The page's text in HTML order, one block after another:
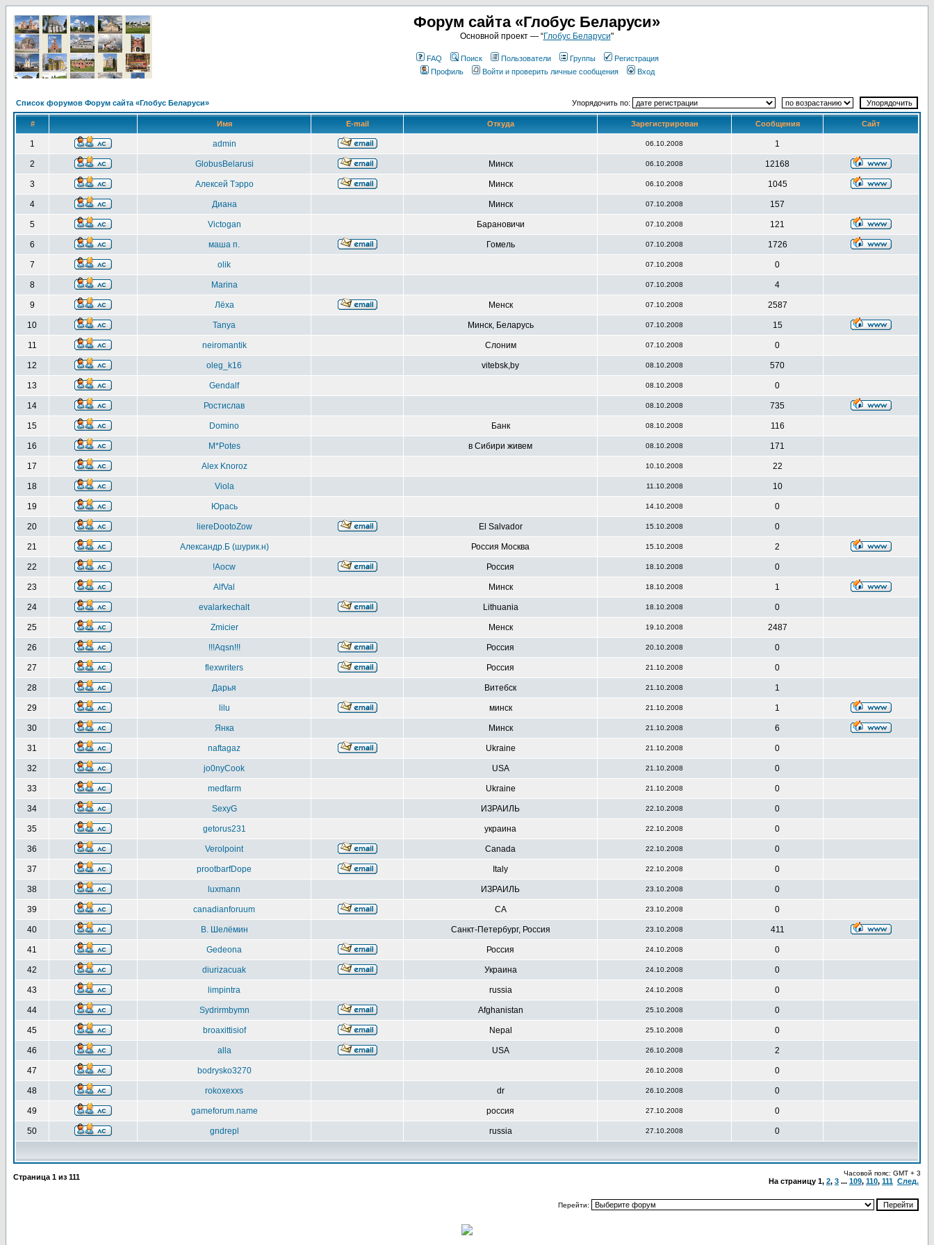
Форум сайта «Глобус Беларуси»
Основной проект — “Глобус Беларуси"
FAQ Поиск Пользователи Группы
Регистрация
Профиль
Войти и проверить личные сообщения Вход
Список форумов Форум сайта «Глобус Беларуси» Упорядочить по:
# Имя E-mail Откуда Зарегистрирован Сообщения Сайт
1 admin 06.10.2008 1
2 GlobusBelarusi Минск 06.10.2008 12168
3 Алексей Тэрро Минск 06.10.2008 1045
4 Диана Минск 07.10.2008 157
5 Victogan Барановичи 07.10.2008 121
6 маша п. Гомель 07.10.2008 1726
7 olik 07.10.2008 0
8 Marina 07.10.2008 4
9 Лёха Менск 07.10.2008 2587
10 Tanya Минск, Беларусь 07.10.2008 15
11 neiromantik Слоним 07.10.2008 0
12 oleg_k16 vitebsk,by 08.10.2008 570
13 Gendalf 08.10.2008 0
14 Ростислав 08.10.2008 735
15 Domino Банк 08.10.2008 116
16 M*Potes в Сибири живем 08.10.2008 171
17 Alex Knoroz 10.10.2008 22
18 Viola 11.10.2008 10
19 Юрась 14.10.2008 0
20 liereDootoZow El Salvador 15.10.2008 0
21 Александр.Б (шурик.н) Россия Москва 15.10.2008 2
22 !Aocw Россия 18.10.2008 0
23 AlfVal Минск 18.10.2008 1
24 evalarkechalt Lithuania 18.10.2008 0
25 Zmicier Менск 19.10.2008 2487
26 !!!Aqsn!!! Россия 20.10.2008 0
27 flexwriters Россия 21.10.2008 0
28 Дарья Витебск 21.10.2008 1
29 lilu минск 21.10.2008 1
30 Янка Минск 21.10.2008 6
31 naftagaz Ukraine 21.10.2008 0
32 jo0nyCook USA 21.10.2008 0
33 medfarm Ukraine 21.10.2008 0
34 SexyG ИЗРАИЛЬ 22.10.2008 0
35 getorus231 украина 22.10.2008 0
36 Verolpoint Canada 22.10.2008 0
37 prootbarfDope Italy 22.10.2008 0
38 luxmann ИЗРАИЛЬ 23.10.2008 0
39 canadianforuum CA 23.10.2008 0
40 В. Шелёмин Санкт-Петербург, Россия 23.10.2008 411
41 Gedeona Россия 24.10.2008 0
42 diurizacuak Украина 24.10.2008 0
43 limpintra russia 24.10.2008 0
44 Sydrirmbymn Afghanistan 25.10.2008 0
45 broaxittisiof Nepal 25.10.2008 0
46 alla USA 26.10.2008 2
47 bodrysko3270 26.10.2008 0
48 rokoxexxs dr 26.10.2008 0
49 gameforum.name россия 27.10.2008 0
50 gndrepl russia 27.10.2008 0
Страница 1 из 111 Часовой пояс: GMT + 3
На страницу 1, 2, 3 ... 109, 110, 111 След.
Перейти: